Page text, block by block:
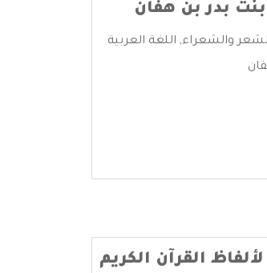
بدر بن هفان
والشعراء, اللغة العربية
القرآن الكريم